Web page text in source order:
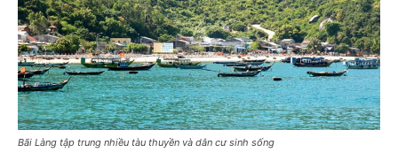
Bãi Làng tập trung nhiều tàu thuyền và dân cư sinh sống